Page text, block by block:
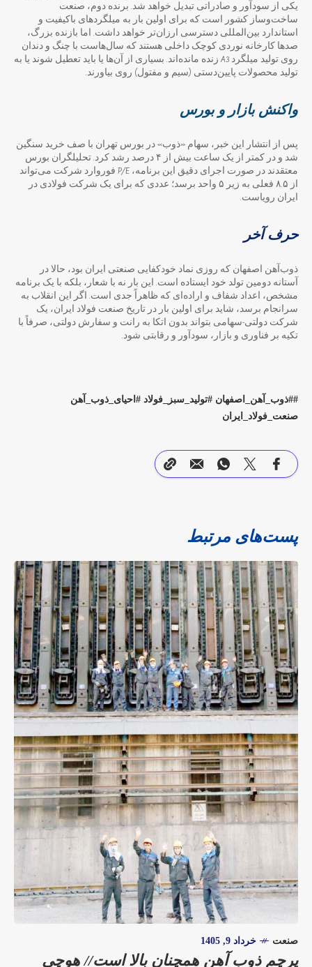
یکی از سودآور و صادراتی تبدیل خواهد شد. برنده دوم، صنعت
ساخت‌وساز کشور است که برای اولین بار به میلگردهای باکیفیت و
استاندارد بین‌المللی دسترسی ارزان‌تر خواهد داشت. اما بازنده بزرگ،
صدها کارخانه نوردی کوچک داخلی هستند که سال‌هاست با چنگ و دندان
روی تولید میلگرد A3 زنده مانده‌اند. بسیاری از آن‌ها یا باید تعطیل شوند یا به
تولید محصولات پایین‌دستی (سیم و مفتول) روی بیاورند.
واکنش بازار و بورس
پس از انتشار این خبر، سهام «ذوب» در بورس تهران با صف خرید سنگین
شد و در کمتر از یک ساعت بیش از ۴ درصد رشد کرد. تحلیلگران بورس
معتقدند در صورت اجرای دقیق این برنامه، P/E فوروارد شرکت می‌تواند
از ۸.۵ فعلی به زیر ۵ واحد برسد؛ عددی که برای یک شرکت فولادی در
ایران رویاست.
حرف آخر
ذوب‌آهن اصفهان که روزی نماد خودکفایی صنعتی ایران بود، حالا در
آستانه دومین تولد خود ایستاده است. این بار نه با شعار، بلکه با یک برنامه
مشخص، اعداد شفاف و اراده‌ای که ظاهراً جدی است. اگر این انقلاب به
سرانجام برسد، شاید برای اولین بار در تاریخ صنعت فولاد ایران، یک
شرکت دولتی-سهامی بتواند بدون اتکا به رانت و سفارش دولتی، صرفاً با
تکیه بر فناوری و بازار، سودآور و رقابتی شود.
#ذوب_آهن_اصفهان #تولید_سبز_فولاد #احیای_ذوب_آهن
صنعت_فولاد_ایران
پست‌های مرتبط
صنعت خرداد 9, 1405
پرچم ذوب آهن همچنان بالا است// هوچی